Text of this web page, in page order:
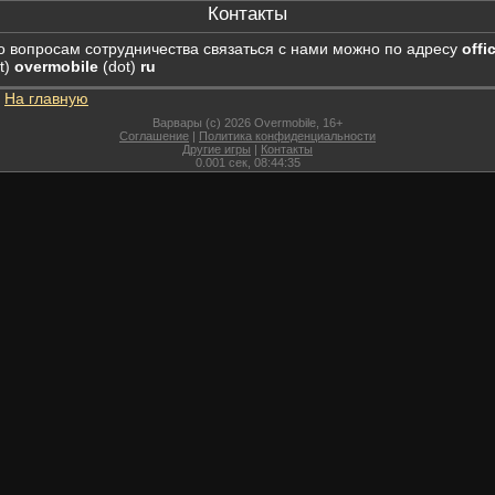
Контакты
вопросам сотрудничества связаться с нами можно по адресу
overmobile (dot) ru
На главную
Варвары (c) 2026 Overmobile, 16+
Соглашение | Политика конфиденциальности
Другие игры | Контакты
0.001 сек, 08:44:35